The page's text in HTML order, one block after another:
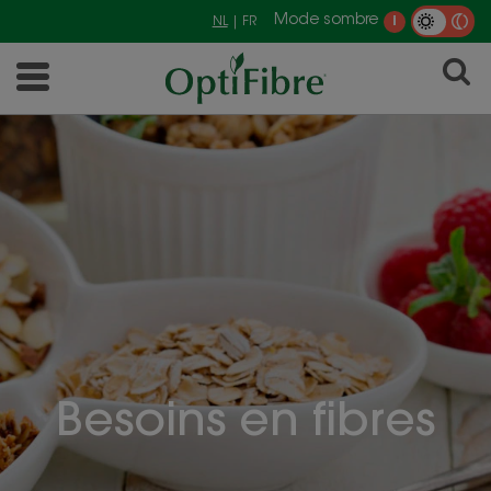
NL| FR Mode sombre
Besoins en fibres